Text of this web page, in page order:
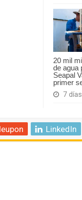
20 mil
de agua
Seapal
primer
7
LinkedIn